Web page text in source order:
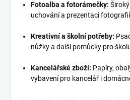
Fotoalba a fotorámečky:
uchování a prezentaci
Kreativní a školní potřeby:
nůžky a další pomůcky pro
Kancelářské zboží: Papíry,
vybavení pro kancelář i